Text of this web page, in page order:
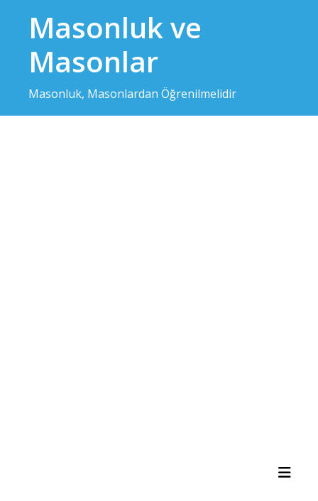
contentMasonluk ve
Masonlar
Masonluk, Masonlardan Öğrenilmelidir